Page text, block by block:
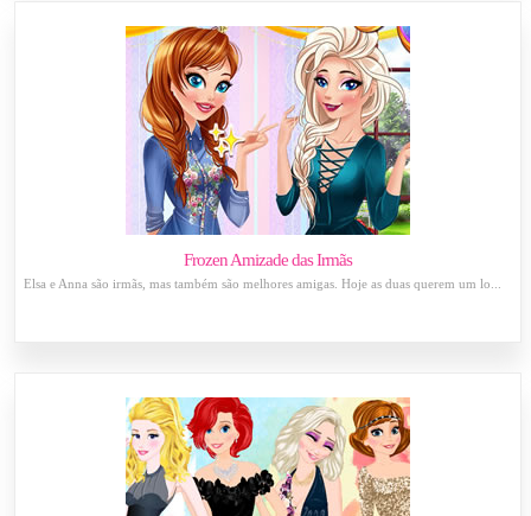
Frozen Amizade das Irmãs
Elsa e Anna são irmãs, mas também são melhores amigas. Hoje as duas querem um lo...